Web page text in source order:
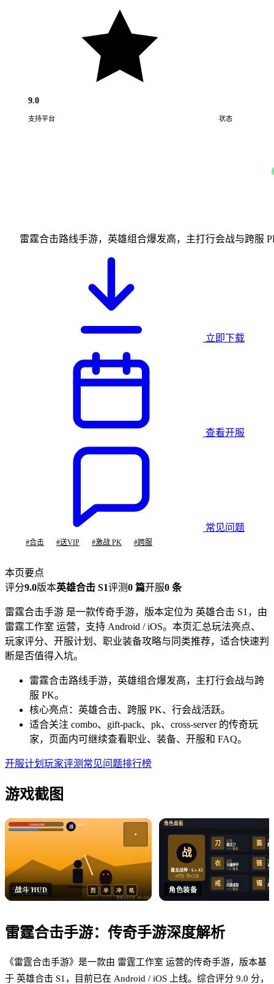
9.0
支持平台 状态
雷霆合击路线手游，英雄组合爆发高，主打行会战与跨服
立即下载
查看开服
常见问题
#合击 #送VIP #激战 PK #跨服
本页要点
评分9.0版本英雄合击 S1评测0 篇开服0 条
雷霆合击手游 是一款传奇手游，版本定位为 英雄合击 S1，由
雷霆工作室 运营，支持 Android / iOS。本页汇总玩法亮点、
玩家评分、开服计划、职业装备攻略与同类推荐，适合快速判
断是否值得入坑。
雷霆合击路线手游，英雄组合爆发高，主打行会战与跨
服 PK。
核心亮点：英雄合击、跨服 PK、行会战活跃。
适合关注 combo、gift-pack、pk、cross-server 的传奇玩
家，页面内可继续查看职业、装备、开服和 FAQ。
开服计划 玩家评测 常见问题排行榜
游戏截图
3260/4180 战 Lv.42
烈 半 冲 吼
[行会] 沙巴克晚 8 点集合！
[世界] 收 屠龙刀，价格私聊
雷霆合击手游· 战斗实拍
战斗 HUD
角色面板
战
屠龙战神 · Lv.42
沙巴克 · 烈火工会
刀 武器
屠龙刀
+12 强化
盔 头盔
霸
+12
衣 战衣
天魔神甲
+12 强化
链 项链
记
+12
戒 戒指
凤凰戒指
+12 强化
镯 手镯
思
+12
角色装备
雷霆合击手游： 传奇手游深度解析
《雷霆合击手游》是一款由 雷霆工作室 运营的传奇手游，版本基
于 英雄合击 S1，目前已在 Android / iOS 上线。综合评分 9.0 分，